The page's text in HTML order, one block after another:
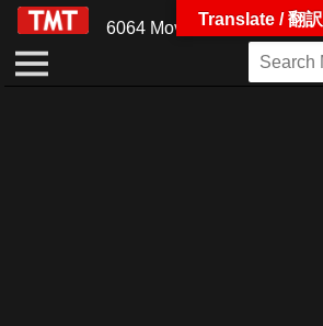
6064 MoviesTranslate / 翻訳